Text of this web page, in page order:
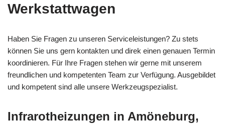
Werkstattwagen
Haben Sie Fragen zu unseren Serviceleistungen? Zu stets
können Sie uns gern kontakten und direk einen genauen Termin
koordinieren. Für Ihre Fragen stehen wir gerne mit unserem
freundlichen und kompetenten Team zur Verfügung. Ausgebildet
und kompetent sind alle unsere Werkzeugspezialist.
Infrarotheizungen in Amöneburg,